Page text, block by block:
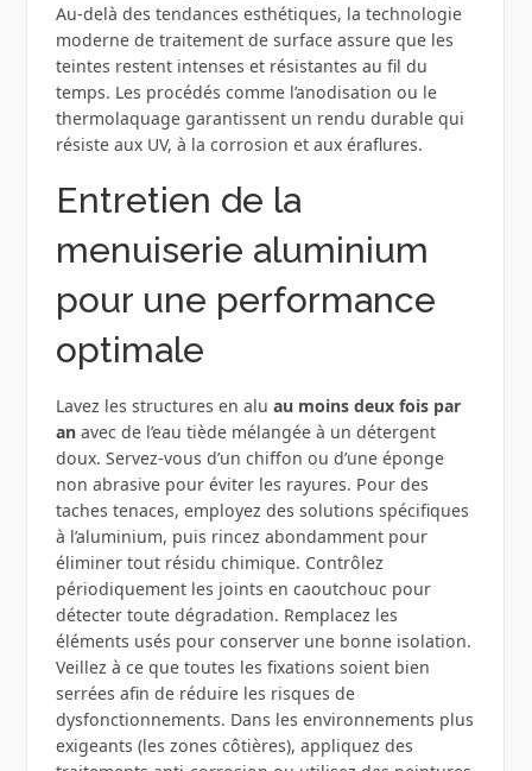
Au-delà des tendances esthétiques, la technologie
moderne de traitement de surface assure que les
teintes restent intenses et résistantes au fil du
temps. Les procédés comme l’anodisation ou le
thermolaquage garantissent un rendu durable qui
résiste aux UV, à la corrosion et aux éraflures.
Entretien de la
menuiserie aluminium
pour une performance
optimale
Lavez les structures en alu au moins deux fois par
anavec de l’eau tiède mélangée à un détergent
doux. Servez-vous d’un chiffon ou d’une éponge
non abrasive pour éviter les rayures. Pour des
taches tenaces, employez des solutions spécifiques
à l’aluminium, puis rincez abondamment pour
éliminer tout résidu chimique. Contrôlez
périodiquement les joints en caoutchouc pour
détecter toute dégradation. Remplacez les
éléments usés pour conserver une bonne isolation.
Veillez à ce que toutes les fixations soient bien
serrées afin de réduire les risques de
dysfonctionnements. Dans les environnements plus
exigeants (les zones côtières), appliquez des